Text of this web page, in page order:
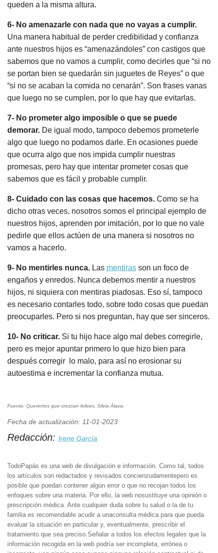
queden a la misma altura.
6- No amenazarle con nada que no vayas a cumplir.
Una manera habitual de perder credibilidad y confianza
ante nuestros hijos es “amenazándoles” con castigos que
sabemos que no vamos a cumplir, como decirles que “si no
se portan bien se quedarán sin juguetes de Reyes” o que
“si no se acaban la comida no cenarán”. Son frases vanas
que luego no se cumplen, por lo que hay que evitarlas.
7- No prometer algo imposible o que se puede
demorar. De igual modo, tampoco debemos prometerle
algo que luego no podamos darle. En ocasiones puede
que ocurra algo que nos impida cumplir nuestras
promesas, pero hay que intentar prometer cosas que
sabemos que es fácil y probable cumplir.
8- Cuidado con las cosas que hacemos. Como se ha
dicho otras veces, nosotros somos el principal ejemplo de
nuestros hijos, aprenden por imitación, por lo que no vale
pedirle que ellos actúen de una manera si nosotros no
vamos a hacerlo.
9- No mentirles nunca. Las mentiras son un foco de
engaños y enredos. Nunca debemos mentir a nuestros
hijos, ni siquiera con mentiras piadosas. Eso sí, tampoco
es necesario contarles todo, sobre todo cosas que puedan
preocuparles. Pero si nos preguntan, hay que ser sinceros.
10- No criticar. Si tu hijo hace algo mal debes corregirle,
pero es mejor apuntar primero lo que hizo bien para
después corregir lo malo, para así no erosionar su
autoestima e incrementar la confianza mutua.
Fuente: Queremos que crezcan felices , Silvia Álava.
Fecha de actualización: 11-01-2023
Redacción: Irene García
TodoPapás es una web de divulgación e información. Como tal, todos
los artículos son redactados y revisados concienzudamentepero es
posible que puedan contener algún error o que no recojan todos los
enfoques sobre una materia. Por ello, la web nosustituye una opinión o
prescripción médica. Ante cualquier duda sobre tu salud o la de tu
familia es recomendable acudir a unaconsulta médica para que pueda
evaluar la situación en particular y, eventualmente, prescribir el
tratamiento que sea preciso.Señalar a todos los efectos legales que la
información recogida en la web podría ser incompleta, errónea o